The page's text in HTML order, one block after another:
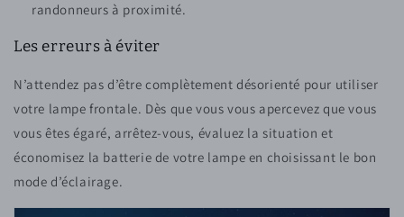
randonneurs à proximité.
Les erreurs à éviter
N’attendez pas d’être complètement désorienté pour utiliser
votre lampe frontale. Dès que vous vous apercevez que vous
vous êtes égaré, arrêtez-vous, évaluez la situation et
économisez la batterie de votre lampe en choisissant le bon
mode d’éclairage.